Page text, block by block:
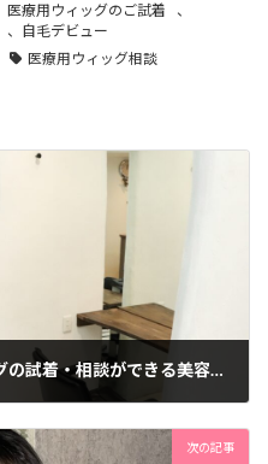
医療用ウィッグのご試着
、
、 自毛デビュー
医療用ウィッグ相談
神奈川県平塚で医療用ウィッグの試着・相談ができる美容室｜抗がん剤の脱毛にも対応
次の記事